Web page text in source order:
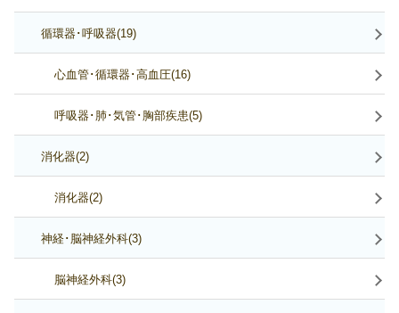
循環器･呼吸器(19)
心血管･循環器･高血圧(16)
呼吸器･肺･気管･胸部疾患(5)
消化器(2)
消化器(2)
神経･脳神経外科(3)
脳神経外科(3)